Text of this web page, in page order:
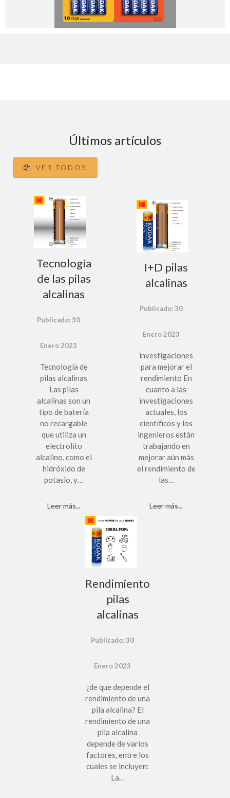
Últimos artículos
VER TODOS
Tecnología
de las pilas
alcalinas
Publicado: 30
Enero 2023
Tecnología de
pilas alcalinas
Las pilas
alcalinas son un
tipo de batería
no recargable
que utiliza un
electrolito
alcalino, como el
hidróxido de
potasio, y…
Leer más...
I+D pilas
alcalinas
Publicado: 30
Enero 2023
investigaciones
para mejorar el
rendimiento En
cuanto a las
investigaciones
actuales, los
científicos y los
ingenieros están
trabajando en
mejorar aún más
el rendimiento de
las…
Leer más...
Rendimiento
pilas
alcalinas
Publicado: 30
Enero 2023
¿de que depende el
rendimiento de una
pila alcalina? El
rendimiento de una
pila alcalina
depende de varios
factores, entre los
cuales se incluyen:
La…